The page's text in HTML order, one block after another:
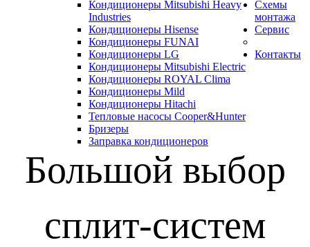
Кондиционеры Mitsubishi Heavy
Industries
Кондиционеры Hisense
Кондиционеры FUNAI
Кондиционеры LG
Кондиционеры Mitsubishi Electric
Кондиционеры ROYAL Clima
Кондиционеры Mild
Кондиционеры Hitachi
Тепловые насосы Cooper&Hunter
Бризеры
Схемы
монтажа
Сервис
Заправка кондиционеров
Контакты
Большой выбор
сплит-систем